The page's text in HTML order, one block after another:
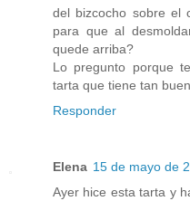
del bizcocho sobre el
para que al
quede arriba?
Lo pregunto porque
tarta que tiene tan
Responder
Elena 15 de mayo de
Ayer hice esta tarta y